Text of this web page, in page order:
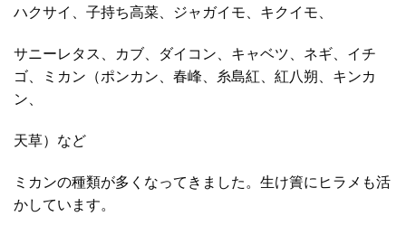
ハクサイ、子持ち高菜、ジャガイモ、キクイモ、
サニーレタス、カブ、ダイコン、キャベツ、ネギ、イチ
ゴ、ミカン（ポンカン、春峰、糸島紅、紅八朔、キンカ
ン、
天草）など
ミカンの種類が多くなってきました。生け簀にヒラメも活
かしています。